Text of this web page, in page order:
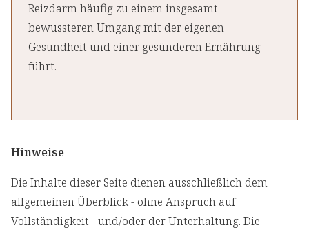
Reizdarm häufig zu einem insgesamt
bewussteren Umgang mit der eigenen
Gesundheit und einer gesünderen Ernährung
führt.
Hinweise
Die Inhalte dieser Seite dienen ausschließlich dem
allgemeinen Überblick - ohne Anspruch auf
Vollständigkeit - und/oder der Unterhaltung. Die